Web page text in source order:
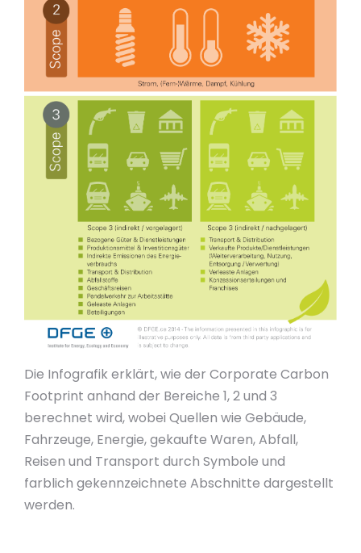
Die Infografik erklärt, wie der Corporate Carbon
Footprint anhand der Bereiche 1, 2 und 3
berechnet wird, wobei Quellen wie Gebäude,
Fahrzeuge, Energie, gekaufte Waren, Abfall,
Reisen und Transport durch Symbole und
farblich gekennzeichnete Abschnitte dargestellt
werden.